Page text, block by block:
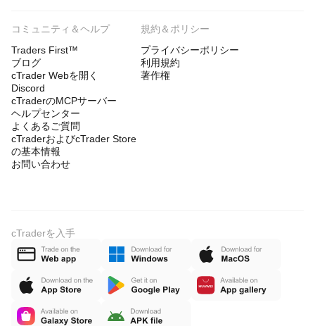
コミュニティ＆ヘルプ
Traders First™
ブログ
cTrader Webを開く
Discord
cTraderのMCPサーバー
ヘルプセンター
よくあるご質問
cTraderおよびcTrader Store
の基本情報
お問い合わせ
規約＆ポリシー
プライバシーポリシー
利用規約
著作権
cTraderを入手